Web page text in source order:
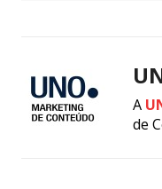
A
de